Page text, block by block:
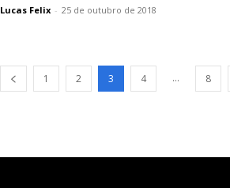
Lucas Felix - 25 de outubro de 2018
1 2 3 4 ... 8